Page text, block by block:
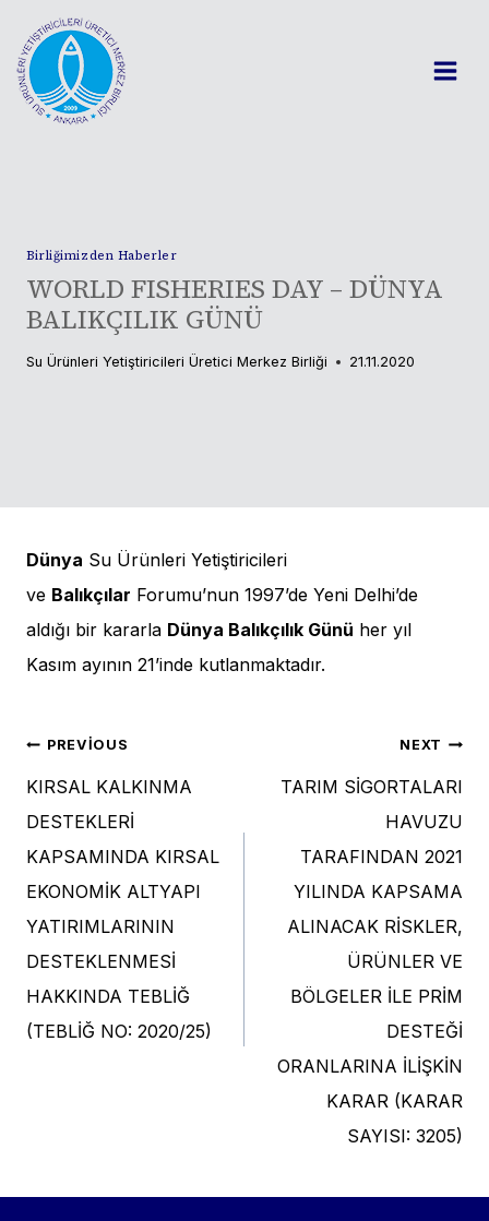
content
Birliğimizden Haberler
WORLD FISHERIES DAY – DÜNYA
BALIKÇILIK GÜNÜ
Su Ürünleri Yetiştiricileri Üretici Merkez Birliği 21.11.2020
Dünya Su Ürünleri Yetiştiricileri
ve Balıkçılar Forumu’nun 1997’de Yeni Delhi’de
aldığı bir kararla Dünya Balıkçılık Günü her yıl
Kasım ayının 21’inde kutlanmaktadır.
Yazı
gezinmesi
PREVIOUS
KIRSAL KALKINMA
DESTEKLERİ
KAPSAMINDA KIRSAL
EKONOMİK ALTYAPI
YATIRIMLARININ
DESTEKLENMESİ
HAKKINDA TEBLİĞ
(TEBLİĞ NO: 2020/25)
NEXT
TARIM SİGORTALARI
HAVUZU
TARAFINDAN 2021
YILINDA KAPSAMA
ALINACAK RİSKLER,
ÜRÜNLER VE
BÖLGELER İLE PRİM
DESTEĞİ
ORANLARINA İLİŞKİN
KARAR (KARAR
SAYISI: 3205)